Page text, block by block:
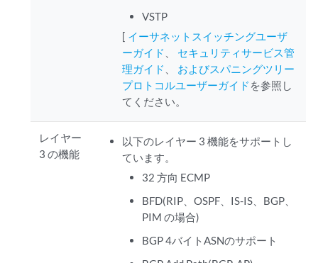
VSTP
[ イーサネットスイッチングユーザ
ーガイド
セキュリティサービス管
理ガイド
およびスパニングツリー
プロトコルユーザーガイド を参照し
てください。
レイヤー
3 の機能
以下のレイヤー 3 機能をサポートし
ています。
32 方向 ECMP
BFD(RIP、OSPF、IS-IS、BGP、
PIM の場合)
BGP 4バイトASNのサポート